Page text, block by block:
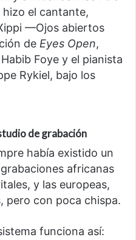
hizo el cantante,
—Ojos abiertos
de Eyes Open,
Foye y el pianista
Rykiel, bajo los
de grabación
había existido un
africanas
y las europeas,
pero con poca chispa.
funciona así: